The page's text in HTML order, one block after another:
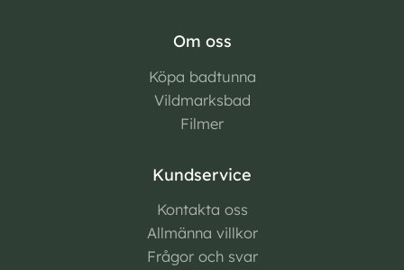
Om oss
Köpa badtunna
Vildmarksbad
Filmer
Kundservice
Kontakta oss
Allmänna villkor
Frågor och svar